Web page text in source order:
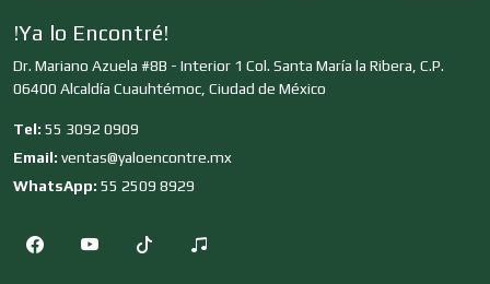
Cocinas Integrales
Combustibles y Lubricantes
Compresores de aire
!Ya lo Encontré!
Dr. Mariano Azuela #8B - Interior 1 Col. Santa María la Ribera, C.P.
06400 Alcaldía Cuauhtémoc, Ciudad de México
Tel: 55 3092 0909
Email: ventas@yaloencontre.mx
WhatsApp: 55 2509 8929